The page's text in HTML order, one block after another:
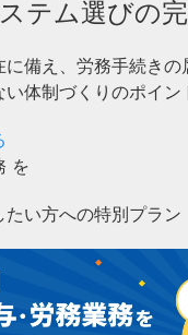
テム選びの
備え、労務手続き
体制づくりのポイン
を
たい方への特別プラン